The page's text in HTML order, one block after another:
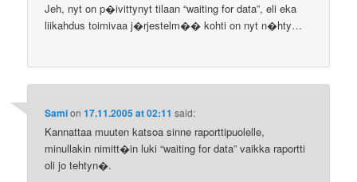
Jeh, nyt on p�ivittynyt tilaan “waiting for data”, eli eka
liikahdus toimivaa j�rjestelm�� kohti on nyt n�hty…
Samion17.11.2005 at 02:11 said:
Kannattaa muuten katsoa sinne raporttipuolelle,
minullakin nimitt�in luki “waiting for data” vaikka raportti
oli jo tehtyn�.